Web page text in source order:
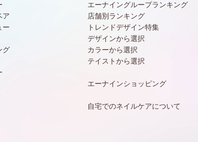
ア
ー
グ
エーナイングループランキング
店舗別ランキング
トレンドデザイン特集
デザインから選択
カラーから選択
テイストから選択
エーナインショッピング
自宅でのネイルケアについて